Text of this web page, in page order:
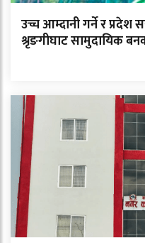
उच्च आम्दानी गर्ने र प्रदेश
श्रृङगीघाट सामुदायिक